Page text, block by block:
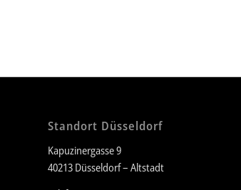
Standort Düsseldorf
Kapuzinergasse 9
40213 Düsseldorf – Altstadt